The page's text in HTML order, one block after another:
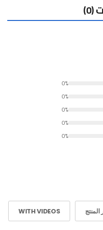
0%
0%
0%
0%
0%
WITH VIDEOS